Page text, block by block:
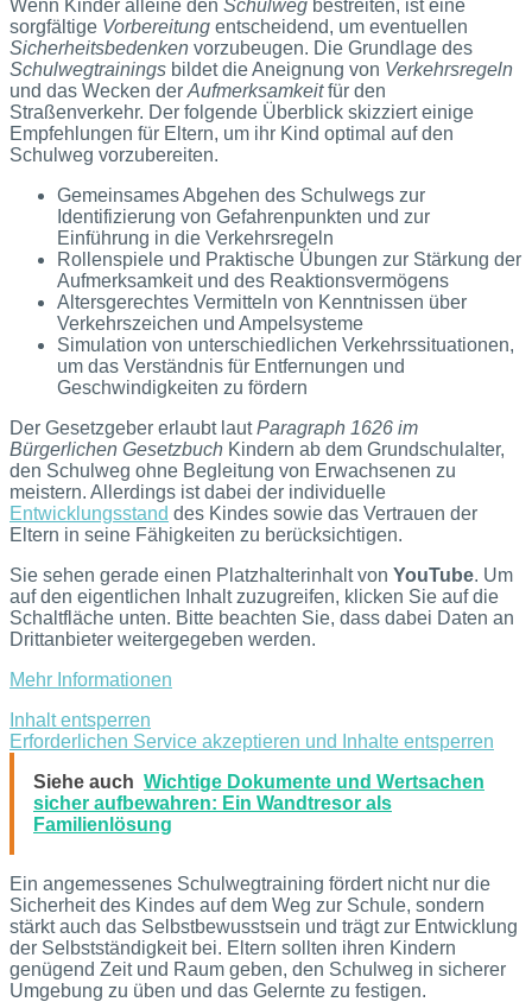
Wenn Kinder alleine den Schulweg bestreiten, ist eine
sorgfältige Vorbereitung entscheidend, um eventuellen
Sicherheitsbedenken vorzubeugen. Die Grundlage des
Schulwegtrainings bildet die Aneignung von Verkehrsregeln
und das Wecken der Aufmerksamkeitfür den
Straßenverkehr. Der folgende Überblick skizziert einige
Empfehlungen für Eltern, um ihr Kind optimal auf den
Schulweg vorzubereiten.
Gemeinsames Abgehen des Schulwegs zur
Identifizierung von Gefahrenpunkten und zur
Einführung in die Verkehrsregeln
Rollenspiele und Praktische Übungen zur Stärkung der
Aufmerksamkeit und des Reaktionsvermögens
Altersgerechtes Vermitteln von Kenntnissen über
Verkehrszeichen und Ampelsysteme
Simulation von unterschiedlichen Verkehrssituationen,
um das Verständnis für Entfernungen und
Geschwindigkeiten zu fördern
Der Gesetzgeber erlaubt lautParagraph 1626 im
Bürgerlichen Gesetzbuch Kindern ab dem Grundschulalter,
den Schulweg ohne Begleitung von Erwachsenen zu
meistern. Allerdings ist dabei der individuelle
Entwicklungsstand des Kindes sowie das Vertrauen der
Eltern in seine Fähigkeiten zu berücksichtigen.
Sie sehen gerade einen Platzhalterinhalt von YouTube. Um
auf den eigentlichen Inhalt zuzugreifen, klicken Sie auf die
Schaltfläche unten. Bitte beachten Sie, dass dabei Daten an
Drittanbieter weitergegeben werden.
Mehr Informationen
Inhalt entsperren
Erforderlichen Service akzeptieren und Inhalte entsperren
Siehe auch Wichtige Dokumente und Wertsachen
sicher aufbewahren: Ein Wandtresor als
Familienlösung
Ein angemessenes Schulwegtraining fördert nicht nur die
Sicherheit des Kindes auf dem Weg zur Schule, sondern
stärkt auch das Selbstbewusstsein und trägt zur Entwicklung
der Selbstständigkeit bei. Eltern sollten ihren Kindern
genügend Zeit und Raum geben, den Schulweg in sicherer
Umgebung zu üben und das Gelernte zu festigen.